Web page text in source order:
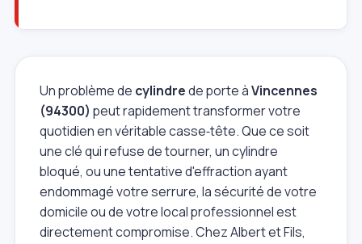
Un problème de cylindrede porte àVincennes
(94300) peut rapidement transformer votre
quotidien en véritable casse‑tête. Que ce soit
une clé qui refuse de tourner, un cylindre
bloqué, ou une tentative d'effraction ayant
endommagé votre serrure, la sécurité de votre
domicile ou de votre local professionnel est
directement compromise. Chez Albert et Fils,